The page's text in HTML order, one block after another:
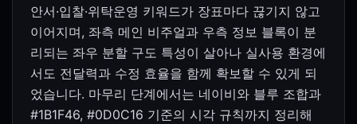
안서·입찰·위탁운영 키워드가 장표마다 끊기지 않고
이어지며, 좌측 메인 비주얼과 우측 정보 블록이 분
리되는 좌우 분할 구도 특성이 살아나 실사용 환경에
서도 전달력과 수정 효율을 함께 확보할 수 있게 되
었습니다. 마무리 단계에서는 네이비와 블루 조합과
#1B1F46, #0D0C16 기준의 시각 규칙까지 정리해